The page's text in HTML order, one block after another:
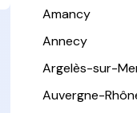
Amancy
Annecy
Argelès-sur-
Auvergne-